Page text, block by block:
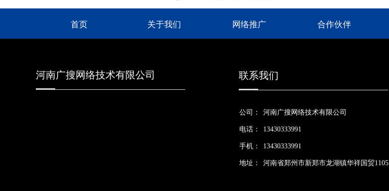
河南广搜网络技术有限公司 联系我们
公司： 河南广搜网络技术有限公司
电话： 13430333991
手机： 13430333991
地址： 河南省郑州市新郑市龙湖镇华祥国贸1105
首页 关于我们 网络推广 合作伙伴